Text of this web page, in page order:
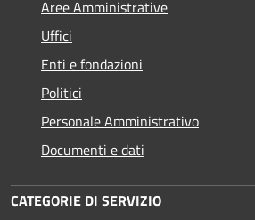
Aree Amministrative
Uffici
Enti e fondazioni
Politici
Personale Amministrativo
Documenti e dati
CATEGORIE DI SERVIZIO